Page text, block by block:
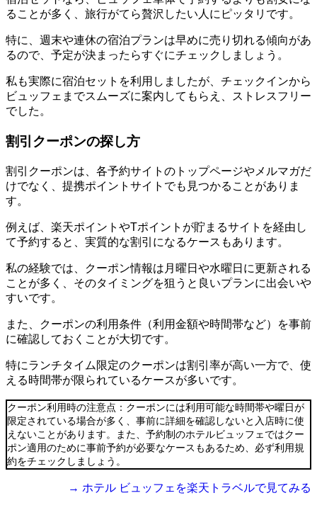
ることが多く、旅行がてら贅沢したい人にピッタリです。
特に、週末や連休の宿泊プランは早めに売り切れる傾向があ
るので、予定が決まったらすぐにチェックしましょう。
私も実際に宿泊セットを利用しましたが、チェックインから
ビュッフェまでスムーズに案内してもらえ、ストレスフリー
でした。
割引クーポンの探し方
割引クーポンは、各予約サイトのトップページやメルマガだ
けでなく、提携ポイントサイトでも見つかることがありま
す。
例えば、楽天ポイントやTポイントが貯まるサイトを経由し
て予約すると、実質的な割引になるケースもあります。
私の経験では、クーポン情報は月曜日や水曜日に更新される
ことが多く、そのタイミングを狙うと良いプランに出会いや
すいです。
また、クーポンの利用条件（利用金額や時間帯など）を事前
に確認しておくことが大切です。
特にランチタイム限定のクーポンは割引率が高い一方で、使
える時間帯が限られているケースが多いです。
クーポン利用時の注意点：クーポンには利用可能な時間帯や曜日が
限定されている場合が多く、事前に詳細を確認しないと入店時に使
えないことがあります。また、予約制のホテルビュッフェではクー
ポン適用のために事前予約が必要なケースもあるため、必ず利用規
約をチェックしましょう。
→ ホテル ビュッフェを楽天トラベルで見てみる